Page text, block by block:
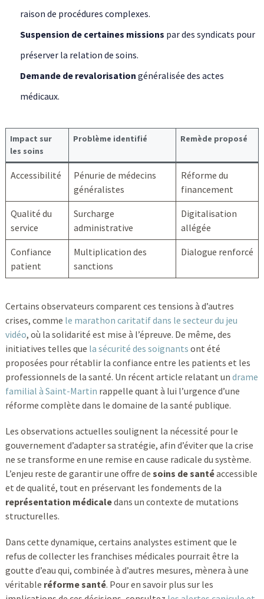
raison de procédures complexes.
Suspension de certaines missions par des syndicats pour
préserver la relation de soins.
Demande de revalorisation généralisée des actes
médicaux.
Impact sur
les soins
Problème identifié Remède proposé
Accessibilité
Pénurie de médecins
généralistes
Réforme du
financement
Qualité du
service
Surcharge
administrative
Digitalisation
allégée
Confiance
patient
Multiplication des
sanctions
Dialogue renforcé
Certains observateurs comparent ces tensions à d’autres
crises, comme le marathon caritatif dans le secteur du jeu
vidéo, où la solidarité est mise à l’épreuve. De même, des
initiatives telles que la sécurité des soignants ont été
proposées pour rétablir la confiance entre les patients et les
professionnels de la santé. Un récent article relatant un drame
familial à Saint-Martin rappelle quant à lui l’urgence d’une
réforme complète dans le domaine de la santé publique.
Les observations actuelles soulignent la nécessité pour le
gouvernement d’adapter sa stratégie, afin d’éviter que la crise
ne se transforme en une remise en cause radicale du système.
L’enjeu reste de garantir une offre de soins de santéaccessible
et de qualité, tout en préservant les fondements de la
représentation médicaledans un contexte de mutations
structurelles.
Dans cette dynamique, certains analystes estiment que le
refus de collecter les franchises médicales pourrait être la
goutte d’eau qui, combinée à d’autres mesures, mènera à une
véritable réforme santé. Pour en savoir plus sur les